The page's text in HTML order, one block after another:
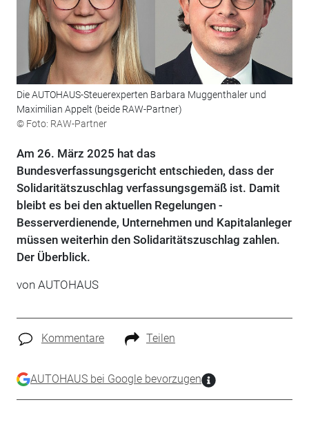
Die AUTOHAUS-Steuerexperten Barbara Muggenthaler und
Maximilian Appelt (beide RAW-Partner)
© Foto: RAW-Partner
Am 26. März 2025 hat das
Bundesverfassungsgericht entschieden, dass der
Solidaritätszuschlag verfassungsgemäß ist. Damit
bleibt es bei den aktuellen Regelungen -
Besserverdienende, Unternehmen und Kapitalanleger
müssen weiterhin den Solidaritätszuschlag zahlen.
Der Überblick.
von AUTOHAUS
Kommentare Teilen
AUTOHAUS bei Google bevorzugen